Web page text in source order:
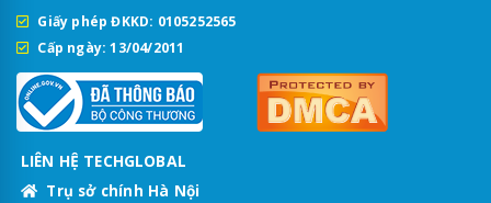
Giấy phép ĐKKD: 0105252565
Cấp ngày: 13/04/2011
LIÊN HỆ TECHGLOBAL
Trụ sở chính Hà Nội